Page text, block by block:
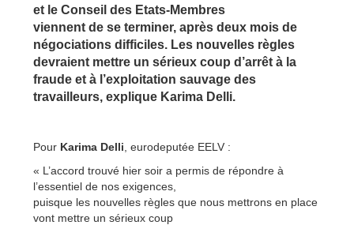
et le Conseil des Etats-Membres
viennent de se terminer, après deux mois de
négociations difficiles. Les nouvelles règles
devraient mettre un sérieux coup d’arrêt à la
fraude et à l’exploitation sauvage des
travailleurs, explique Karima Delli.
Pour Karima Delli , eurodeputée EELV :
« L’accord trouvé hier soir a permis de répondre à
l’essentiel de nos exigences,
puisque les nouvelles règles que nous mettrons en place
vont mettre un sérieux coup